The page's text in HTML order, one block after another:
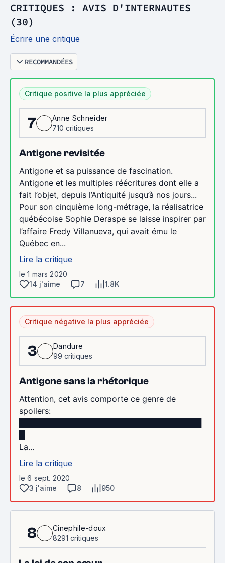
CRITIQUES : AVIS D'INTERNAUTES
(30)
Écrire une critique
RECOMMANDÉES
Critique positive la plus appréciée
7
Anne Schneider
710 critiques
Antigone revisitée
Antigone et sa puissance de fascination.
Antigone et les multiples réécritures dont elle a
fait l’objet, depuis l’Antiquité jusqu’à nos jours...
Pour son cinquième long-métrage, la réalisatrice
québécoise Sophie Deraspe se laisse inspirer par
l’affaire Fredy Villanueva, qui avait ému le
Québec en...
Lire la critique
le 1 mars 2020
14 j'aime
7 1.8K
Critique négative la plus appréciée
3
Dandure
99 critiques
Antigone sans la rhétorique
Attention, cet avis comporte ce genre de
spoilers:
La...
Lire la critique
le 6 sept. 2020
3 j'aime
8 950
8
Cinephile-doux
8291 critiques